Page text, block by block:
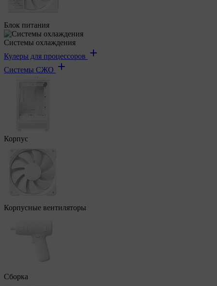
Блок питания
Системы охлаждения
Кулеры для процессоров
Системы СЖО
Корпус
Корпусные вентиляторы
Сборка